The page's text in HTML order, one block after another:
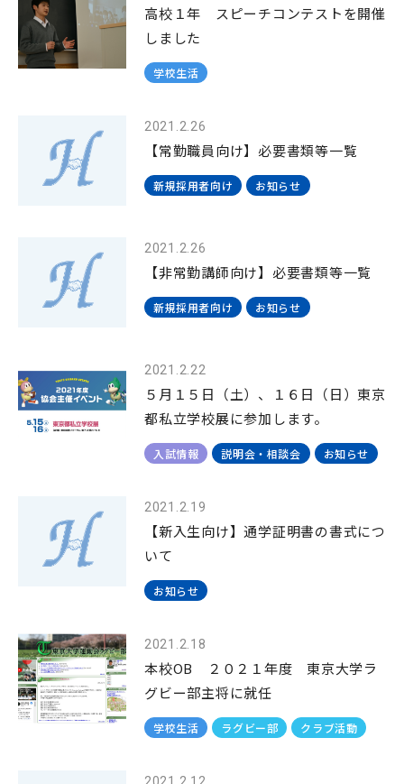
このサイトについて
高校１年 スピーチコンテストを開催
しました
学校生活
2021.2.26
【常勤職員向け】必要書類等一覧
新規採用者向け お知らせ
2021.2.26
【非常勤講師向け】必要書類等一覧
新規採用者向け お知らせ
2021.2.22
５月１５日（土）、１６日（日）東京
都私立学校展に参加します。
入試情報 説明会・相談会 お知らせ
2021.2.19
【新入生向け】通学証明書の書式につ
いて
お知らせ
2021.2.18
本校OB ２０２１年度 東京大学ラ
グビー部主将に就任
学校生活 ラグビー部 クラブ活動